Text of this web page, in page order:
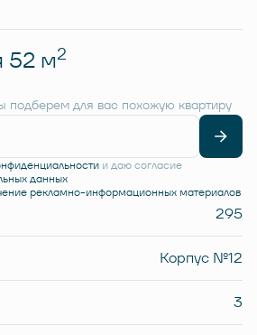
52 м2
подберем для вас похожую квартиру
и даю согласие
данных
рекламно-информационных материалов
295
Корпус №12
3